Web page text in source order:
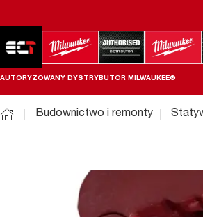
AUTORYZOWANY DYSTRYBUTOR MILWAUKEE®
Budownictwo i remonty